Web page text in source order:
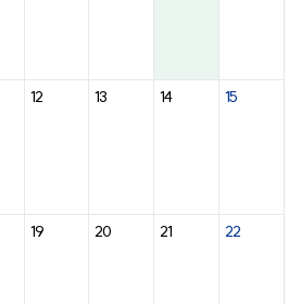
12 13 14 15
19 20 21 22